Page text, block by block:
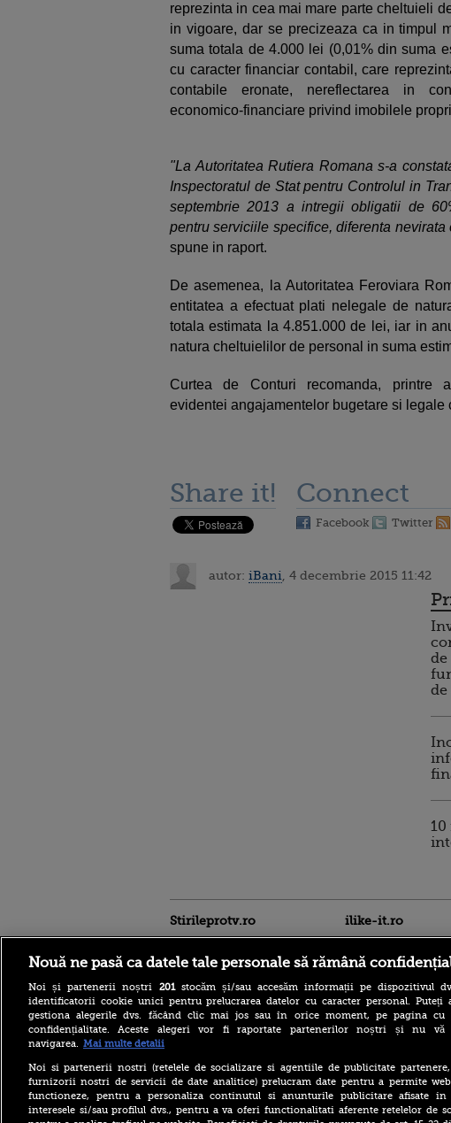
reprezinta in cea mai mare parte cheltuieli
in vigoare, dar se precizeaza ca in timpul
suma totala de 4.000 lei (0,01% din suma
cu caracter financiar contabil, care
contabile eronate, nereflectarea in
economico-financiare privind imobilele
"La Autoritatea Rutiera Romana s-a
Inspectoratul de Stat pentru Controlul in
septembrie 2013 a intregii obligatii de
pentru serviciile specifice, diferenta
spune in raport.
De asemenea, la Autoritatea Feroviara
entitatea a efectuat plati nelegale de
totala estimata la 4.851.000 de lei, iar in
natura cheltuielilor de personal in suma
Curtea de Conturi recomanda, printre
evidentei angajamentelor bugetare si
Share it! Connect
Facebook Twitter
autor: iBani , 4 decembrie 2015 11:42
de
Stirileprotv.ro
preluarea integrală a eMAG.
Naspers devine unic
acționar al gigantului
românesc de ecommerce
ilike-it.ro
Nouă ne pasă ca datele tale personale să rămână
Noi și partenerii noștri 201stocăm și/sau accesăm informații pe dispozitivul
identificatorii cookie unici pentru prelucrarea datelor cu caracter personal. Puteți
gestiona alegerile dvs. făcând clic mai jos sau în orice moment, pe pagina cu
confidențialitate. Aceste alegeri vor fi raportate partenerilor noștri și nu vă
navigarea. Mai multe detalii
Noi si partenerii nostri (retelele de socializare si agentiile de publicitate
furnizorii nostri de servicii de date analitice) prelucram date pentru a permite
functioneze, pentru a personaliza continutul si anunturile publicitare afisate
interesele si/sau profilul dvs., pentru a va oferi functionalitati aferente retelelor de